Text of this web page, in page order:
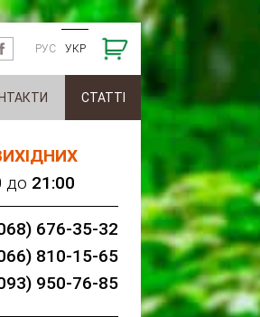
РУС УКР
СТАТТІ
до 21:00
676-35-32
810-15-65
950-76-85